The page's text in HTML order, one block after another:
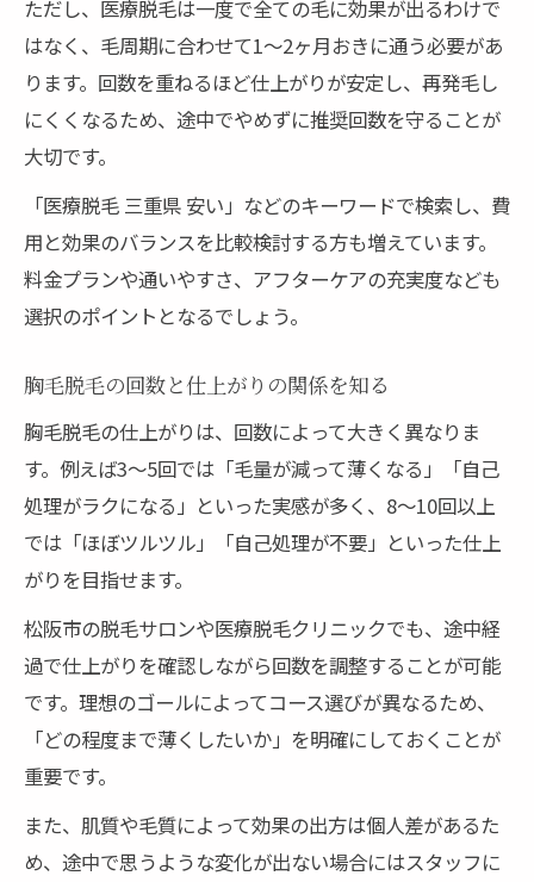
ただし、医療脱毛は一度で全ての毛に効果が出るわけで
はなく、毛周期に合わせて1〜2ヶ月おきに通う必要があ
ります。回数を重ねるほど仕上がりが安定し、再発毛し
にくくなるため、途中でやめずに推奨回数を守ることが
大切です。
「医療脱毛 三重県 安い」などのキーワードで検索し、費
用と効果のバランスを比較検討する方も増えています。
料金プランや通いやすさ、アフターケアの充実度なども
選択のポイントとなるでしょう。
胸毛脱毛の回数と仕上がりの関係を知る
胸毛脱毛の仕上がりは、回数によって大きく異なりま
す。例えば3〜5回では「毛量が減って薄くなる」「自己
処理がラクになる」といった実感が多く、8〜10回以上
では「ほぼツルツル」「自己処理が不要」といった仕上
がりを目指せます。
松阪市の脱毛サロンや医療脱毛クリニックでも、途中経
過で仕上がりを確認しながら回数を調整することが可能
です。理想のゴールによってコース選びが異なるため、
「どの程度まで薄くしたいか」を明確にしておくことが
重要です。
また、肌質や毛質によって効果の出方は個人差があるた
め、途中で思うような変化が出ない場合にはスタッフに